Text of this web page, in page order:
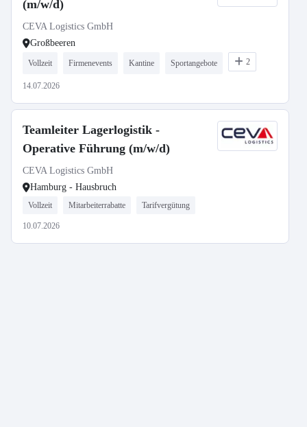
(m/w/d)
CEVA Logistics GmbH
Großbeeren
Vollzeit Firmenevents Kantine Sportangebote 2
14.07.2026
Teamleiter Lagerlogistik -
Operative Führung (m/w/d)
CEVA Logistics GmbH
Hamburg - Hausbruch
Vollzeit Mitarbeiterrabatte Tarifvergütung
10.07.2026